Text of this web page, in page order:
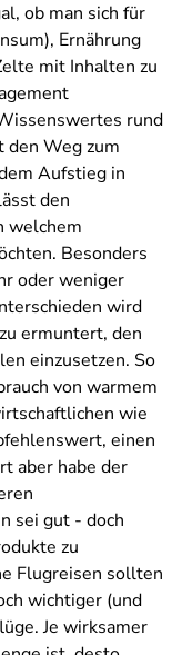
ob man sich für
Ernährung
mit Inhalten zu
rund
Weg zum
Aufstieg in
den
welchem
Besonders
oder weniger
wird
ermuntert, den
einzusetzen. So
von warmem
wie
einen
aber habe der
sei gut - doch
zu
Flugreisen sollten
wichtiger (und
Je wirksamer